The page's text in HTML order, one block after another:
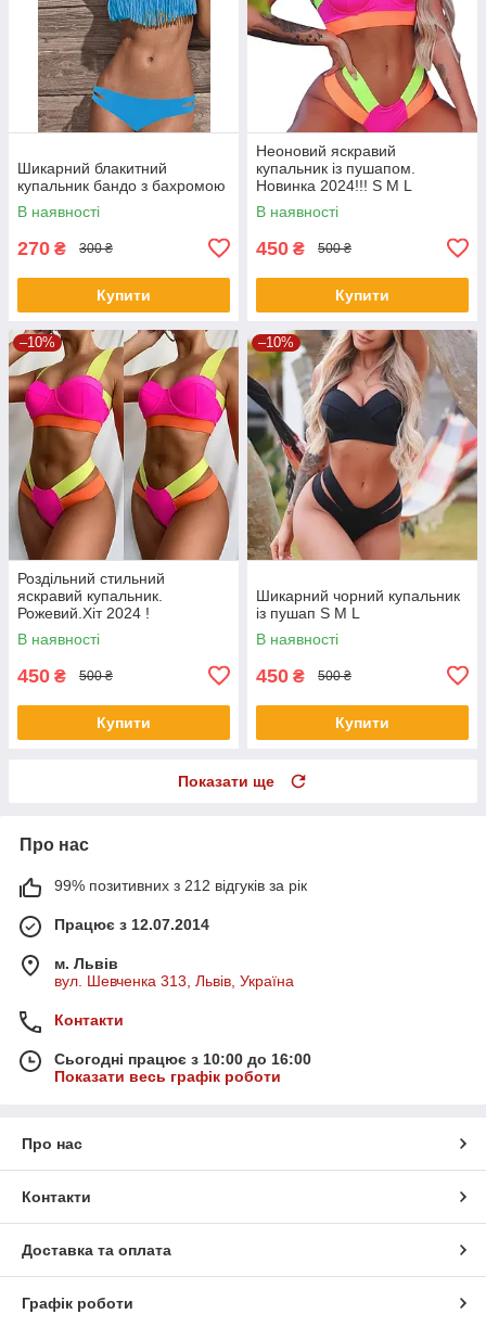
Шикарний блакитний
купальник бандо з бахромою
В наявності
270 ₴ 300 ₴
Купити
Неоновий яскравий
купальник із пушапом.
Новинка 2024!!! S M L
В наявності
450 ₴ 500 ₴
Купити
–10%
Роздільний стильний
яскравий купальник.
Рожевий.Хіт 2024 !
В наявності
450 ₴ 500 ₴
Купити
–10%
Шикарний чорний купальник
із пушап S M L
В наявності
450 ₴ 500 ₴
Купити
Показати ще
Про нас
99% позитивних з 212 відгуків за рік
Працює з 12.07.2014
м. Львів
вул. Шевченка 313, Львів, Україна
Контакти
Сьогодні працює з 10:00 до 16:00
Показати весь графік роботи
Про нас
Контакти
Доставка та оплата
Графік роботи